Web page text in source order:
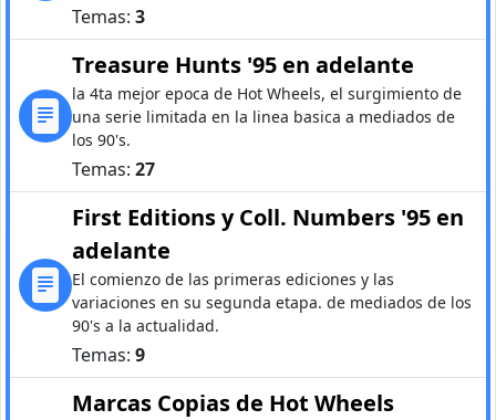
Temas: 3
Treasure Hunts '95 en adelante
la 4ta mejor epoca de Hot Wheels, el surgimiento de
una serie limitada en la linea basica a mediados de
los 90's.
Temas: 27
First Editions y Coll. Numbers '95 en
adelante
El comienzo de las primeras ediciones y las
variaciones en su segunda etapa. de mediados de los
90's a la actualidad.
Temas: 9
Marcas Copias de Hot Wheels